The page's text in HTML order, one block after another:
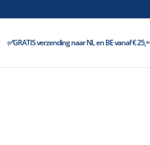
✅GRATIS verzending naar NL en BE vanaf € 25,=